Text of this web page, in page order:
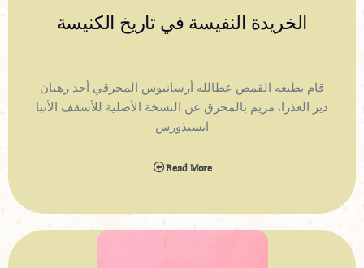
الخريدة النفيسة في تاريخ الكنيسة
قام بطبعه القمص عطالله أرسانيوس المحرقي أحد رهبان
دير العذراء مريم بالمحرق عن النسخة الأصلية للأسقف الأنبا
ايسيذورس
Read More